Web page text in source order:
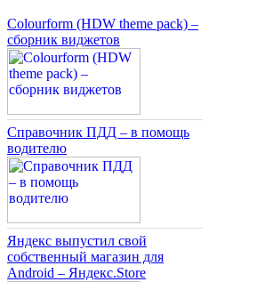
Colourform (HDW theme pack) –
сборник виджетов
Справочник ПДД – в помощь
водителю
Яндекс выпустил свой
собственный магазин для
Android – Яндекс.Store